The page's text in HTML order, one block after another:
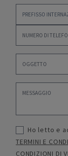
Ho letto e
TERMINI E
CONDIZIONI DI